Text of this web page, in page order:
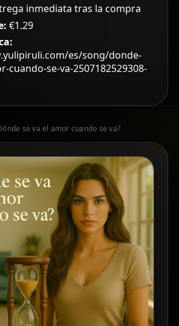
inmediata tras la compra
€1.29
es/song/donde-
cuando-se-va-2507182529308-
se va el amor cuando se va?